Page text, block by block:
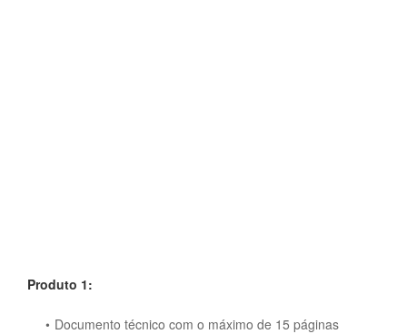
Produto 1:
Documento técnico com o máximo de 15 páginas